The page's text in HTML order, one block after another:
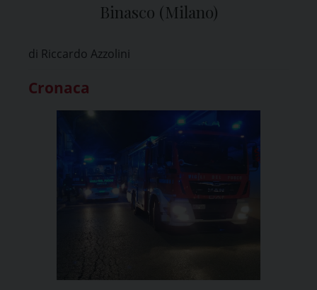
Binasco (Milano)
di Riccardo Azzolini
Cronaca